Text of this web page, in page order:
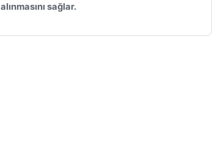
alınmasını sağlar.